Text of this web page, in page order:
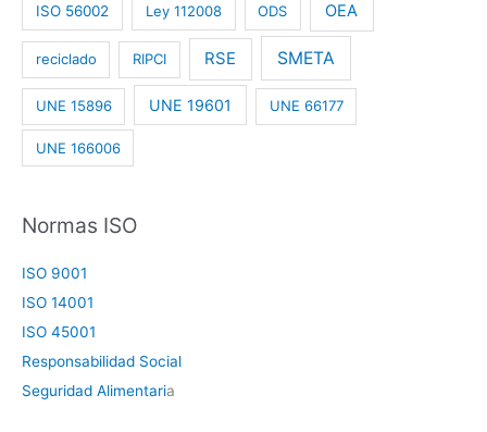
ISO 56002 Ley 112008 ODS OEA
reciclado RIPCI RSE SMETA
UNE 15896 UNE 19601 UNE 66177
UNE 166006
Normas ISO
ISO 9001
ISO 14001
ISO 45001
Responsabilidad Social
Seguridad Alimentaria